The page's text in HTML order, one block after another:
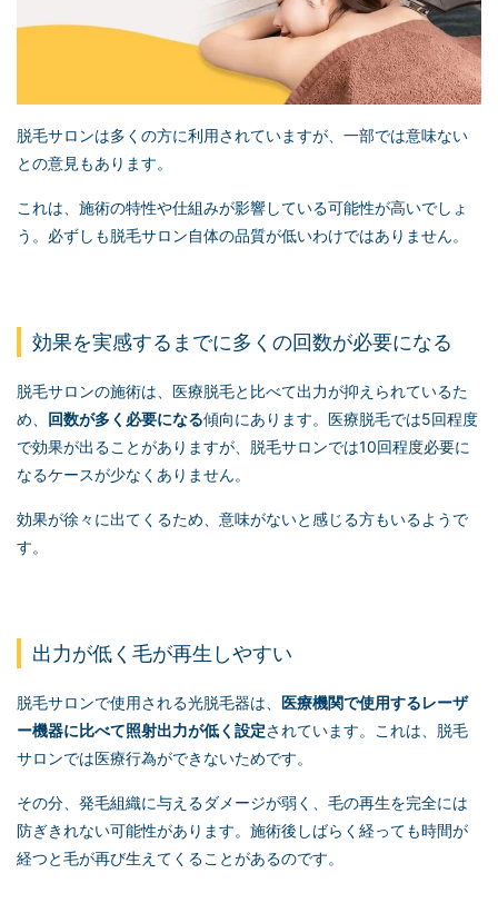
脱毛サロンは多くの方に利用されていますが、一部では意味ない
との意見もあります。
これは、施術の特性や仕組みが影響している可能性が高いでしょ
う。必ずしも脱毛サロン自体の品質が低いわけではありません。
効果を実感するまでに多くの回数が必要になる
脱毛サロンの施術は、医療脱毛と比べて出力が抑えられているた
め、 回数が多く必要になる傾向にあります。医療脱毛では5回程度
で効果が出ることがありますが、脱毛サロンでは10回程度必要に
なるケースが少なくありません。
効果が徐々に出てくるため、意味がないと感じる方もいるようで
す。
出力が低く毛が再生しやすい
脱毛サロンで使用される光脱毛器は、 医療機関で使用するレーザ
ー機器に比べて照射出力が低く設定されています。これは、脱毛
サロンでは医療行為ができないためです。
その分、発毛組織に与えるダメージが弱く、毛の再生を完全には
防ぎきれない可能性があります。施術後しばらく経っても時間が
経つと毛が再び生えてくることがあるのです。